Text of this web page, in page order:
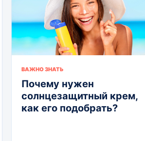
ВАЖНО ЗНАТЬ
Почему нужен
солнцезащитный крем,
как его подобрать?